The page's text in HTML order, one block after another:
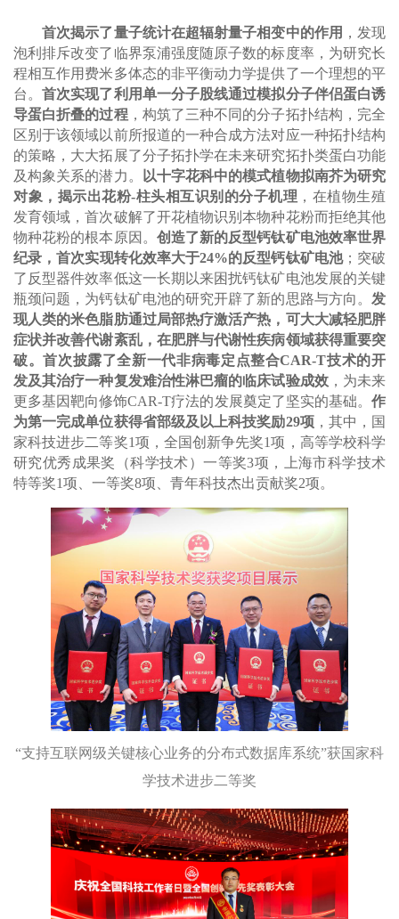
首次揭示了量子统计在超辐射量子相变中的作用 ，发现
泡利排斥改变了临界泵浦强度随原子数的标度率，为研究长
程相互作用费米多体态的非平衡动力学提供了一个理想的平
台。首次实现了利用单一分子股线通过模拟分子伴侣蛋白诱
导蛋白折叠的过程，构筑了三种不同的分子拓扑结构，完全
区别于该领域以前所报道的一种合成方法对应一种拓扑结构
的策略，大大拓展了分子拓扑学在未来研究拓扑类蛋白功能
及构象关系的潜力。
以十字花科中的模式植物拟南芥为研究
对象，揭示出花粉-柱头相互识别的分子机理 ，在植物生殖
发育领域，首次破解了开花植物识别本物种花粉而拒绝其他
物种花粉的根本原因。 创造了新的反型钙钛矿电池效率世界
纪录，首次实现转化效率大于24%的反型钙钛矿电池；突破
了反型器件效率低这一长期以来困扰钙钛矿电池发展的关键
瓶颈问题，为钙钛矿电池的研究开辟了新的思路与方向。 发
现人类的米色脂肪通过局部热疗激活产热，可大大减轻肥胖
症状并改善代谢紊乱，在肥胖与代谢性疾病领域获得重要突
破。首次披露了全新一代非病毒定点整合CAR-T技术的开
发及其治疗一种复发难治性淋巴瘤的临床试验成效，为未来
更多基因靶向修饰CAR-T疗法的发展奠定了坚实的基础。 作
为第一完成单位获得省部级及以上科技奖励29项，其中，国
家科技进步二等奖1项，全国创新争先奖1项，高等学校科学
研究优秀成果奖（科学技术）一等奖3项，上海市科学技术
特等奖1项、一等奖8项、青年科技杰出贡献奖2项。
“支持互联网级关键核心业务的分布式数据库系统”获国家科
学技术进步二等奖